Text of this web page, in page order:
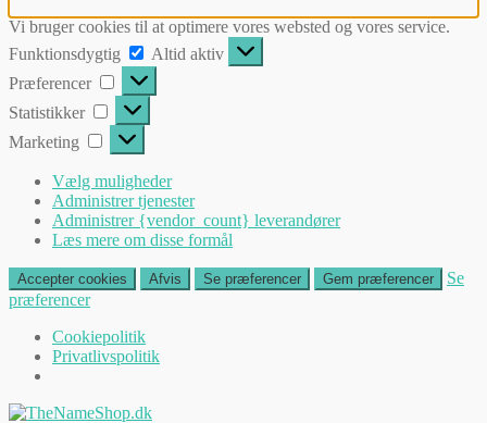
Vi bruger cookies til at optimere vores websted og vores service.
Funktionsdygtig
Funktionsdygtig
Altid aktiv
Præferencer
Præferencer
Statistikker Statistikker
Marketing Marketing
Vælg muligheder
Administrer tjenester
Administrer {vendor_count} leverandører
Læs mere om disse formål
Accepter cookies Afvis Se præferencer Gem præferencer
Se
præferencer
Cookiepolitik
Privatlivspolitik
Spring
Spring